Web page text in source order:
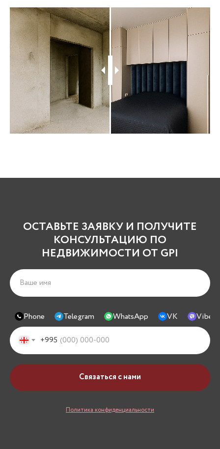
ОСТАВЬТЕ ЗАЯВКУ И ПОЛУЧИТЕ
КОНСУЛЬТАЦИЮ ПО
НЕДВИЖИМОСТИ ОТ GPI
Phone Telegram WhatsApp VK Viber
+995
Связаться с нами
Политика конфиденциальности